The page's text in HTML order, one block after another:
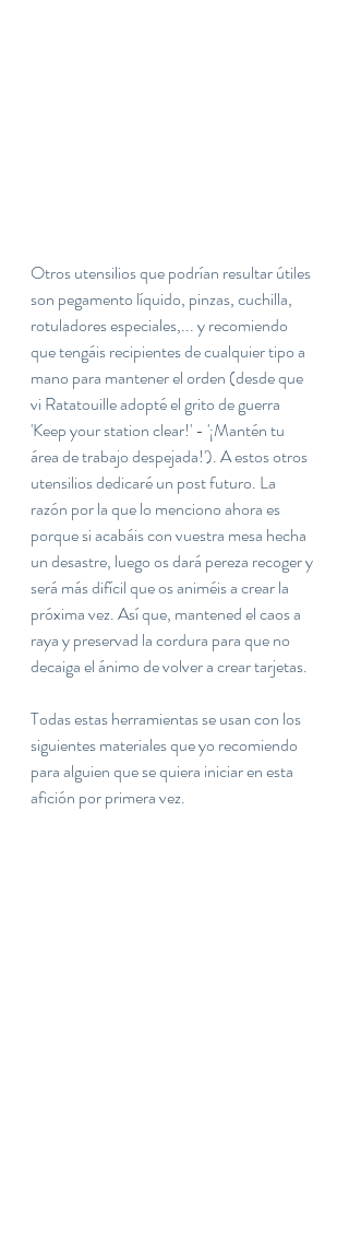
Otros utensilios que podrían resultar útiles
son pegamento líquido, pinzas, cuchilla,
rotuladores especiales,... y recomiendo
que tengáis recipientes de cualquier tipo a
mano para mantener el orden (desde que
vi Ratatouille adopté el grito de guerra
'Keep your station clear!' - '¡Mantén tu
área de trabajo despejada!'). A estos otros
utensilios dedicaré un post futuro. La
razón por la que lo menciono ahora es
porque si acabáis con vuestra mesa hecha
un desastre, luego os dará pereza recoger y
será más difícil que os animéis a crear la
próxima vez. Así que, mantened el caos a
raya y preservad la cordura para que no
decaiga el ánimo de volver a crear tarjetas.
Todas estas herramientas se usan con los
siguientes materiales que yo recomiendo
para alguien que se quiera iniciar en esta
afición por primera vez.